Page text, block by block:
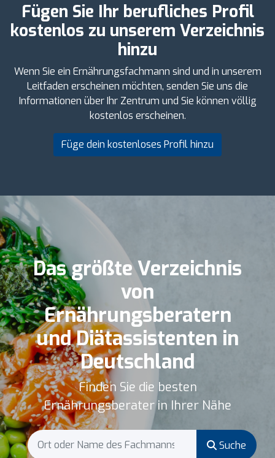
Fügen Sie Ihr berufliches Profil
kostenlos zu unserem Verzeichnis
hinzu
Wenn Sie ein Ernährungsfachmann sind und in unserem
Leitfaden erscheinen möchten, senden Sie uns die
Informationen über Ihr Zentrum und Sie können völlig
kostenlos erscheinen.
Füge dein kostenloses Profil hinzu
Das größte Verzeichnis
von
Ernährungsberatern
und Diätassistenten in
Deutschland
Finden Sie die besten
Ernährungsberater in Ihrer Nähe
Suche